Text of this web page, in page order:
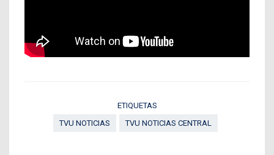
ETIQUETAS
TVU NOTICIAS
TVU NOTICIAS CENTRAL